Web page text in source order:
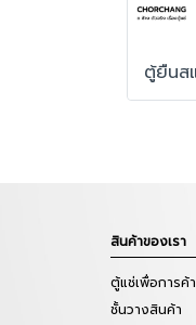
สินค้าของเรา
ตู้แช่เพื่อการค้า
ชั้นวางสินค้า